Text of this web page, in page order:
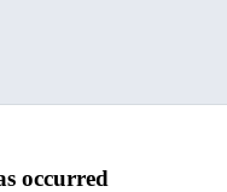
occurred